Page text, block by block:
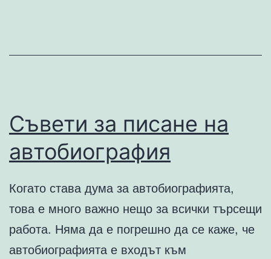
Съвети за писане на
автобиография
Когато става дума за автобиографията,
това е много важно нещо за всички търсещи
работа. Няма да е погрешно да се каже, че
автобиографията е входът към